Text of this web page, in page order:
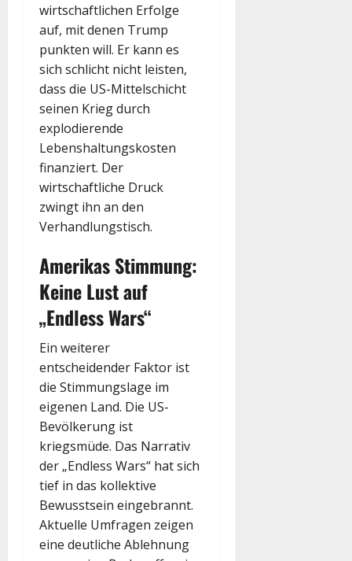
wirtschaftlichen Erfolge
auf, mit denen Trump
punkten will. Er kann es
sich schlicht nicht leisten,
dass die US-Mittelschicht
seinen Krieg durch
explodierende
Lebenshaltungskosten
finanziert. Der
wirtschaftliche Druck
zwingt ihn an den
Verhandlungstisch.
Amerikas Stimmung:
Keine Lust auf
„Endless Wars“
Ein weiterer
entscheidender Faktor ist
die Stimmungslage im
eigenen Land. Die US-
Bevölkerung ist
kriegsmüde. Das Narrativ
der „Endless Wars“ hat sich
tief in das kollektive
Bewusstsein eingebrannt.
Aktuelle Umfragen zeigen
eine deutliche Ablehnung